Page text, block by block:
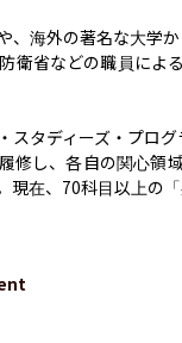
、海外の著名な大学
衛省などの職員によ
タディーズ・プログ
修し、各自の関心領
現在、70科目以上の